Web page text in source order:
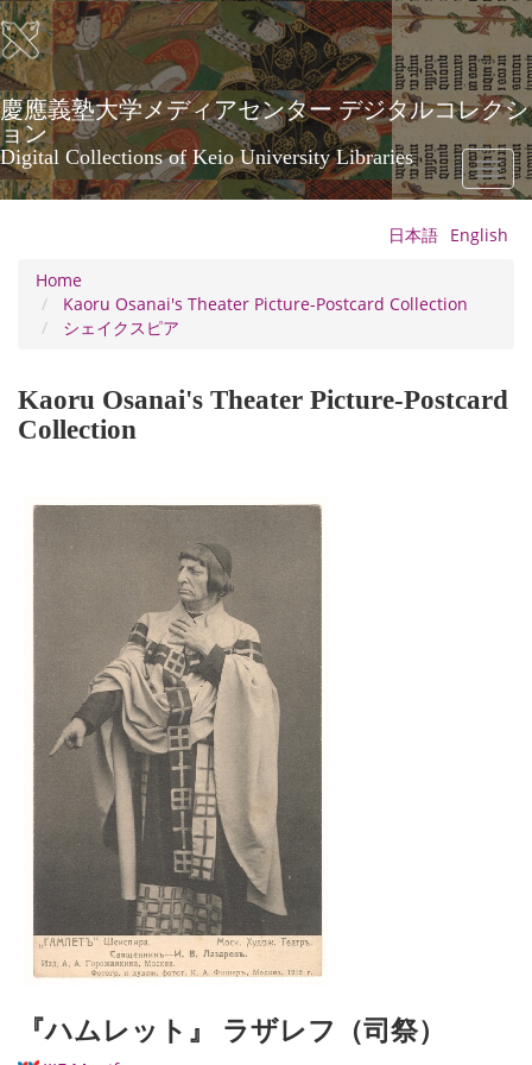
Skip
to
main
content
慶應義塾大学メディアセンター デジタルコレクシ
ョン
Digital Collections of Keio University Libraries
Toggle
日本語 English
Home
Kaoru Osanai's Theater Picture-Postcard Collection
シェイクスピア
Kaoru Osanai's Theater Picture-Postcard
Collection
『ハムレット』 ラザレフ（司祭）